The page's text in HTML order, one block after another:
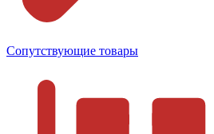
Сопутствующие товары